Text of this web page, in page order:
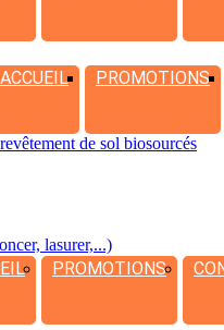
ACCUEIL PROMOTIONS
de sol biosourcés
lasurer,...)
PROMOTIONS